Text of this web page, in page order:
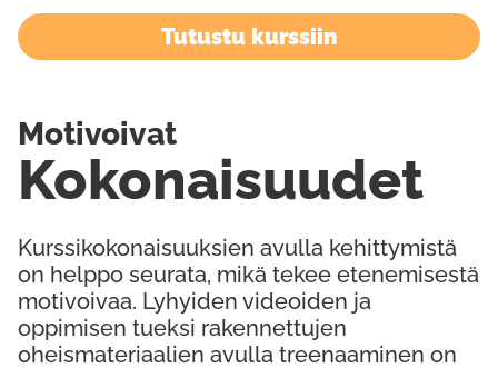
Tutustu kurssiin
Kurssikokonaisuuksien avulla kehittymistä
on helppo seurata, mikä tekee etenemisestä
motivoivaa. Lyhyiden videoiden ja
oppimisen tueksi rakennettujen
oheismateriaalien avulla treenaaminen on
Kokonaisuudet
Motivoivat